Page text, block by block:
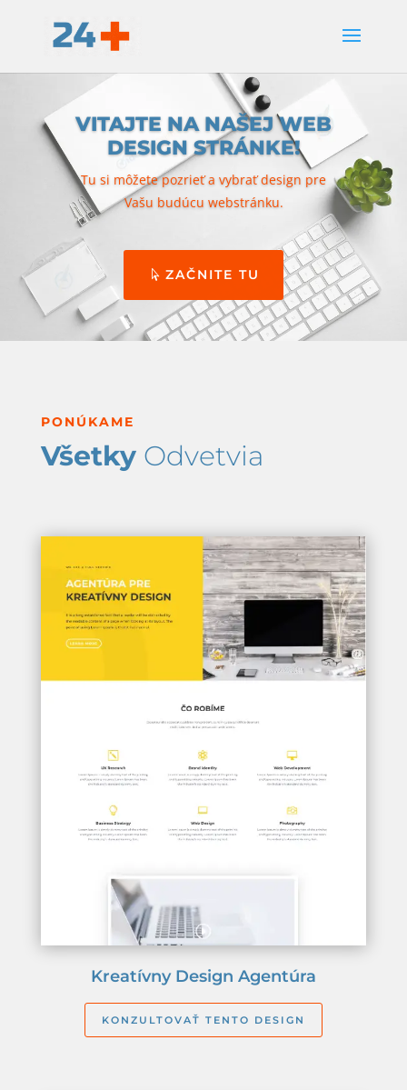
VITAJTE NA NAŠEJ WEB
DESIGN STRÁNKE!
Tu si môžete pozrieť a vybrať design pre
Vašu budúcu webstránku.
ZAČNITE TU
PONÚKAME
VšetkyOdvetvia
Kreatívny Design Agentúra
KONZULTOVAŤ TENTO DESIGN